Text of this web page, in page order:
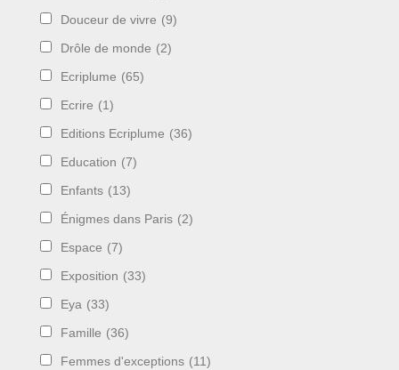
Douceur de vivre (9)
Drôle de monde (2)
Ecriplume (65)
Ecrire (1)
Editions Ecriplume (36)
Education (7)
Enfants (13)
Énigmes dans Paris (2)
Espace (7)
Exposition (33)
Eya (33)
Famille (36)
Femmes d'exceptions (11)